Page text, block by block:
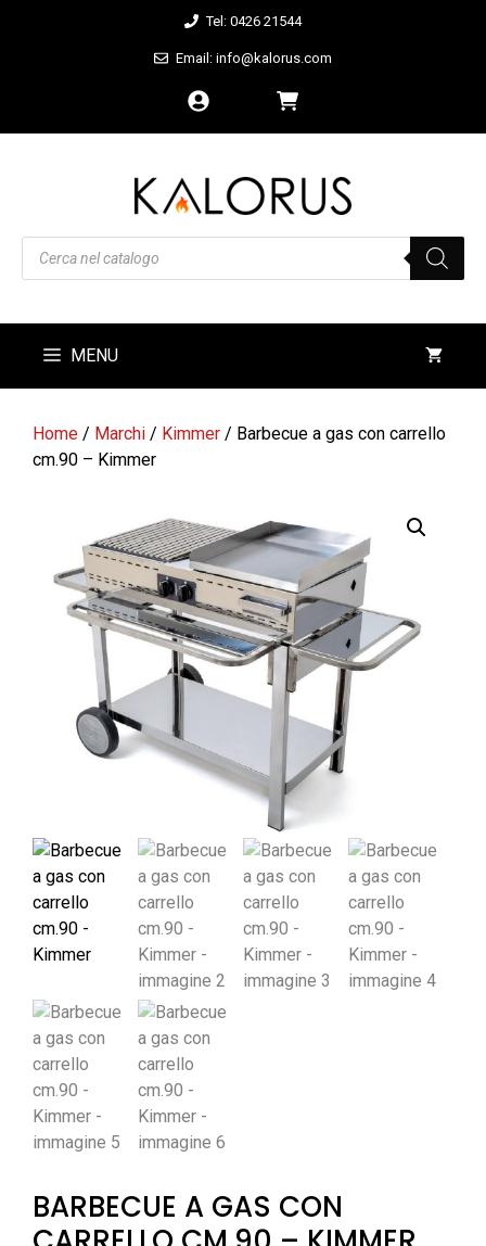
Tel: 0426 21544
Email: info@kalorus.com
Products
search
MENU
Home / Marchi / Kimmer / Barbecue a gas con carrello
cm.90 – Kimmer
BARBECUE A GAS CON